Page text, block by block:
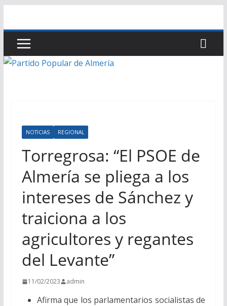
contenido
NOTICIAS REGIONAL
Torregrosa: “El PSOE de
Almería se pliega a los
intereses de Sánchez y
traiciona a los
agricultores y regantes
del Levante”
11/02/2023 admin
Afirma que los parlamentarios socialistas de